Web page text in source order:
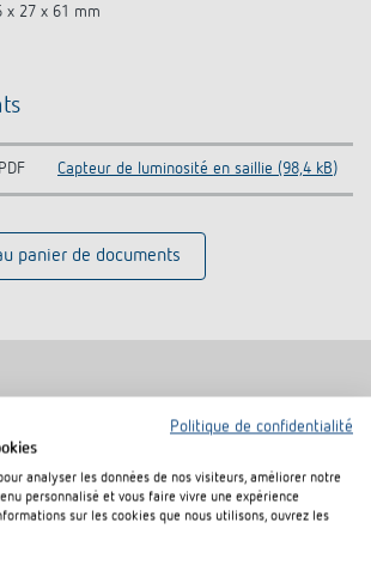
x 27 x 61 mm
PDF Capteur de luminosité en saillie (98,4 kB)
panier de documents
Produits similairesPolitique de confidentialité
analyser les données de nos visiteurs, améliorer notre
personnalisé et vous faire vivre une expérience
sur les cookies que nous utilisons, ouvrez les